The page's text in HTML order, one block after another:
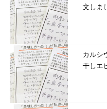
文しま
カルシ
干しエ